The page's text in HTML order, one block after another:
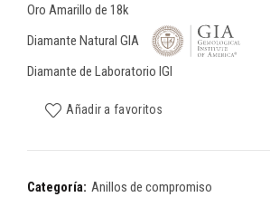
Oro Amarillo de 18k
Diamante Natural GIA
Diamante de Laboratorio IGI
Añadir a favoritos
Categoría: Anillos de compromiso